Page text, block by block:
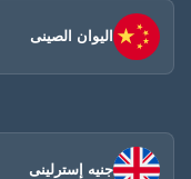
اليوان الصينى​
جنيه إسترلينى